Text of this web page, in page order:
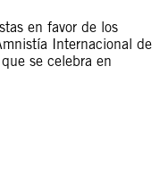
en favor de los
Internacional de
se celebra en